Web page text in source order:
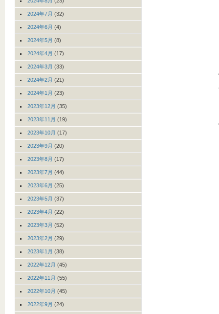
2024年7月 (32)
2024年6月 (4)
2024年5月 (8)
2024年4月 (17)
2024年3月 (33)
2024年2月 (21)
2024年1月 (23)
2023年12月 (35)
2023年11月 (19)
2023年10月 (17)
2023年9月 (20)
2023年8月 (17)
2023年7月 (44)
2023年6月 (25)
2023年5月 (37)
2023年4月 (22)
2023年3月 (52)
2023年2月 (29)
2023年1月 (38)
2022年12月 (45)
2022年11月 (55)
2022年10月 (45)
2022年9月 (24)